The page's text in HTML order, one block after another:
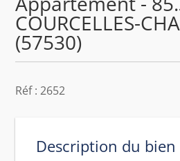
COURCELLES-
(57530)
Réf : 2652
Description du bien